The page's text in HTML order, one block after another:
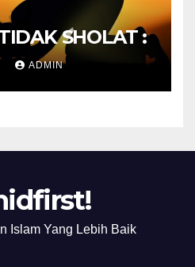
SHOLAT :
ADMIN
Islam Yang Lebih Baik